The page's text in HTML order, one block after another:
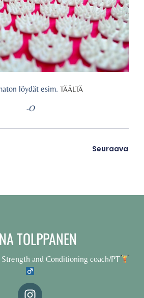
löydät esim. TÄÄLTÄ
-O
Seuraava
TOLPPANEN
and Conditioning coach/PT